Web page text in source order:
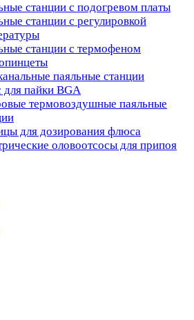
станции с подогревом платы
станции с регулировкой
станции с термофеном
паяльные станции
пайки BGA
термовоздушные паяльные
для дозирования флюса
оловоотсосы для припоя